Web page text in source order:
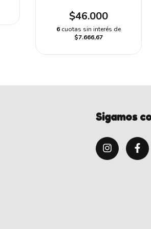
$46.000
6 cuotas sin interés de
$7.666,67
Sigamos